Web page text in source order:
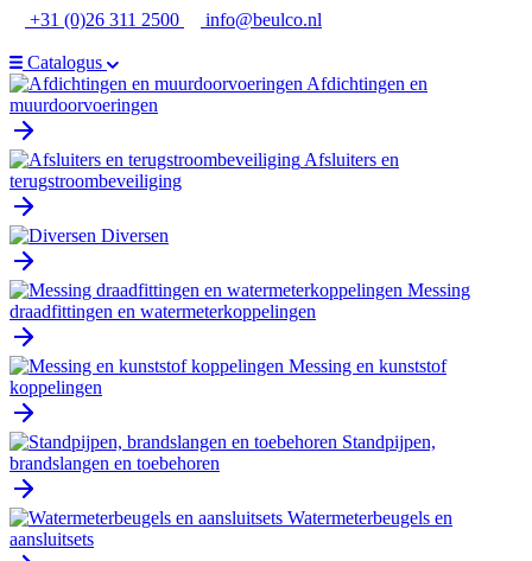
Ga
de
inhoud
+31 (0)26 311 2500 info@beulco.nl
Catalogus
Afdichtingen en
muurdoorvoeringen
Afsluiters en
terugstroombeveiliging
Diversen
Messing
draadfittingen en watermeterkoppelingen
Messing en kunststof
koppelingen
Standpijpen,
brandslangen en toebehoren
Watermeterbeugels en
aansluitsets